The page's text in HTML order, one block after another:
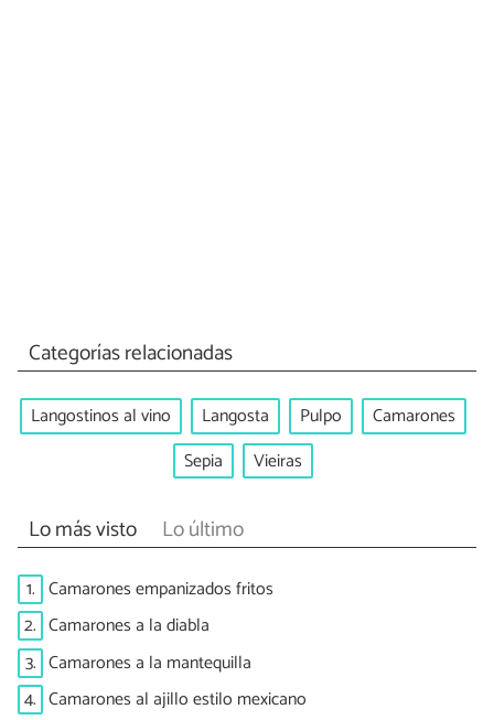
Categorías relacionadas
Langostinos al vino Langosta Pulpo
Camarones
Sepia
Vieiras
Lo más visto Lo último
1. Camarones empanizados fritos
2. Camarones a la diabla
3. Camarones a la mantequilla
4. Camarones al ajillo estilo mexicano